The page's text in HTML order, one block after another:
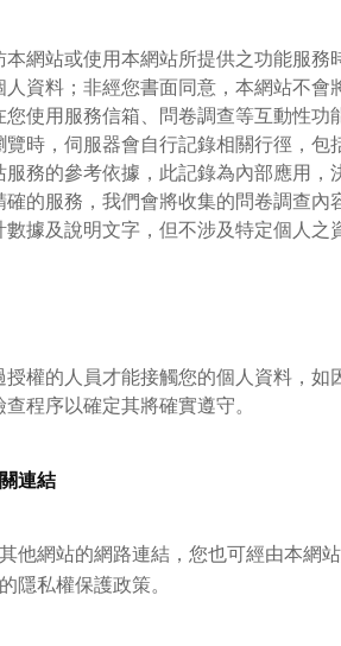
本網站或使用本網站所提供之功能服
人資料；非經您書面同意，本網站不會
您使用服務信箱、問卷調查等互動性功
覽時，伺服器會自行記錄相關行徑，
務的參考依據，此記錄為內部應用，
確的服務，我們會將收集的問卷調查
據及說明文字，但不涉及特定個人之
授權的人員才能接觸您的個人資料，
程序以確定其將確實遵守。
連結
他網站的網路連結，您也可經由本網
隱私權保護政策。